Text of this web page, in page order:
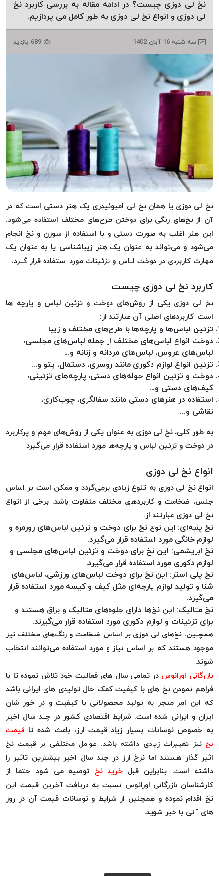
دوخت
کومو
دلتا
DELTA
نخ
دوخت
اکو
E.K.O
بافت
موم
خورده
بافت
موم
خورده
کُرد
KORD
بافت
موم
خورده
امگا
OMEGA
نخ بافت
موم
خورده
میلانو
MILANO
موم
خورده
LIMAX
نخ
بافت
موم
خورده
تریشه
امگا
OMEGA
نخ
بافت
موم
نخ
بافت
بدون
پلاس
PPLUS
نخ
بافت
بدون
ZETA
نخ
بافت
بدون
نخ لی دوزی چیست؟ در ادامه مقاله به بررسی کاربرد نخ
لی دوزی و انواع نخ لی دوزی به طور کامل می پردازیم.
سه شنبه 16 آبان 1402 689 بازدید
نخ لی دوزی یا همان نخ لی امبوئیدری یک هنر دستی است که در
آن از نخ‌های رنگی برای دوختن طرح‌های مختلف استفاده می‌شود.
این هنر اغلب به صورت دستی و با استفاده از سوزن و نخ انجام
می‌شود و می‌تواند به عنوان یک هنر زیباشناسی یا به عنوان یک
مهارت کاربردی در دوخت لباس و تزئینات مورد استفاده قرار گیرد.
کاربرد نخ لی دوزی چیست
نخ لی دوزی یکی از روش‌های دوخت و تزئین لباس و پارچه ها
است. کاربردهای اصلی آن عبارتند از:
تزئین لباس‌ها و پارچه‌ها با طرح‌های مختلف و زیبا
دوخت انواع لباس‌های مختلف از جمله لباس‌های مجلسی،
لباس‌های عروس، لباس‌های مردانه و زنانه و...
تزئین انواع لوازم دکوری مانند روسری، دستمال، پتو و...
دوخت و تزئین انواع حوله‌های دستی، پارچه‌های تزئینی،
کیف‌های دستی و...
استفاده در هنرهای دستی مانند سفالگری، چوب‌کاری،
نقاشی و...
به طور کلی، نخ لی دوزی به عنوان یکی از روش‌های مهم و پرکاربرد
در دوخت و تزئین لباس و پارچه‌ها مورد استفاده قرار می‌گیرد
انواع نخ لی دوزی
انواع نخ لی دوزی به تنوع زیادی برمی‌گردد و ممکن است بر اساس
جنس، ضخامت و کاربردهای مختلف متفاوت باشد. برخی از انواع
نخ لی دوزی عبارتند از:
نخ پنبه‌ای: این نوع نخ برای دوخت و تزئین لباس‌های روزمره و
لوازم خانگی مورد استفاده قرار می‌گیرد.
نخ ابریشمی: این نخ برای دوخت و تزئین لباس‌های مجلسی و
لوازم دکوری مورد استفاده قرار می‌گیرد.
نخ پلی استر: این نخ برای دوخت لباس‌های ورزشی، لباس‌های
شنا و تولید لوازم پارچه‌ای مثل کیف و کیسه مورد استفاده قرار
می‌گیرد.
نخ متالیک: این نخ‌ها دارای جلوه‌های متالیک و براق هستند و
برای تزئینات و لوازم دکوری مورد استفاده قرار می‌گیرند.
همچنین، نخ‌های لی دوزی بر اساس ضخامت و رنگ‌های مختلف نیز
موجود هستند که بر اساس نیاز و مورد استفاده می‌توانند انتخاب
شوند.
بازرگانی اورانوس در تمامی سال های فعالیت خود تلاش نموده تا با
فراهم نمودن نخ های با کیفیت کمک حال تولیدی های ایرانی باشد
که این امر منجر به تولید محصولاتی با کیفیت و در خور شان
ایران و ایرانی شده است. شرایط اقتصادی کشور در چند سال اخیر
به خصوص نوسانات بسیار زیاد قیمت ارز، باعث شده تا قیمت
نخ نیز تغییرات زیادی داشته باشد. عوامل مختلفی بر قیمت نخ
اثیر گذار هستند اما نرخ ارز در چند سال اخیر بیشترین تاثیر را
داشته است. بنابراین قبلخرید نخ توصیه می شود حتما از
کارشناسان بازرگانی اورانوس نسبت به دریافت آخرین قیمت این
نخ اقدام نموده و همچنین از شرایط و نوسانات قیمت آن در روز
های آتی با خبر شوید.